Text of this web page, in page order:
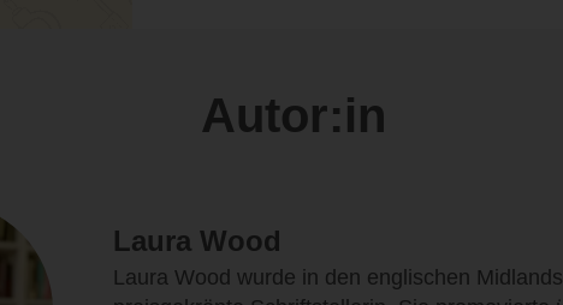
Autor:in
Laura Wood
Laura Wood wurde in den englischen